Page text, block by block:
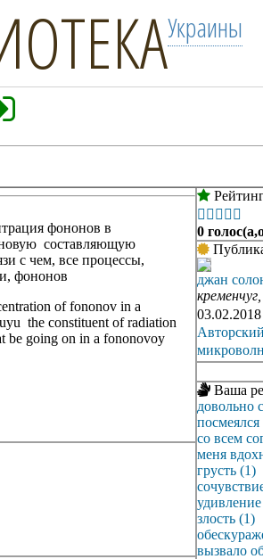
Украины
фононов в
составляющую
с чем, все процессы,
фононов
of fononov in a
the constituent of radiation
be going on in a fononovoy
    
0
джан
Ваша
довольно
со всем
меня
грусть (1)
злость (1)
вызвало